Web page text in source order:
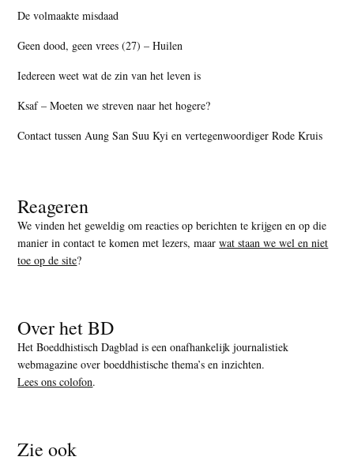
De volmaakte misdaad
Geen dood, geen vrees (27) – Huilen
Iedereen weet wat de zin van het leven is
Ksaf – Moeten we streven naar het hogere?
Contact tussen Aung San Suu Kyi en vertegenwoordiger Rode Kruis
Reageren
We vinden het geweldig om reacties op berichten te krijgen en op die
manier in contact te komen met lezers, maarwat staan we wel en niet
toe op de site?
Over het BD
Het Boeddhistisch Dagblad is een onafhankelijk journalistiek
webmagazine over boeddhistische thema’s en inzichten.
Lees ons colofon.
Zie ook